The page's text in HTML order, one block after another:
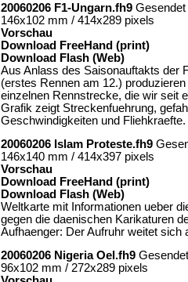
20060206 F1-Ungarn.fh9 Gesendet
146x102 mm / 414x289 pixels
Vorschau
Download FreeHand (print)
Download Flash (Web)
Aus Anlass des Saisonauftakts der
(erstes Rennen am 12.)
einzelnen Rennstrecke, die wir seit
Grafik zeigt Streckenfuehrung,
Geschwindigkeiten und Fliehkraefte.
20060206 Islam Proteste.fh9
146x140 mm / 414x397 pixels
Vorschau
Download FreeHand (print)
Download Flash (Web)
Weltkarte mit Informationen ueber
gegen die daenischen Karikaturen
Aufhaenger: Der Aufruhr weitet sich
20060206 Nigeria Oel.fh9 Gesendet
96x102 mm / 272x289 pixels